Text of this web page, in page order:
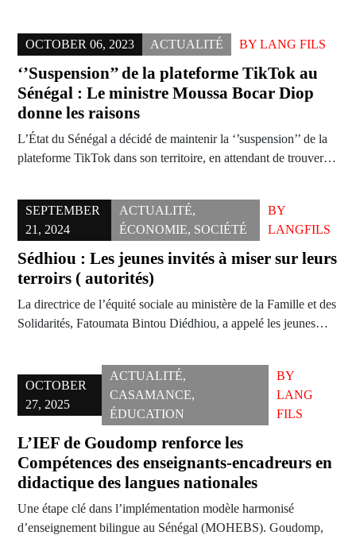
OCTOBER 06, 2023 ACTUALITÉ BY LANG FILS
‘’Suspension’’ de la plateforme TikTok au
Sénégal : Le ministre Moussa Bocar Diop
donne les raisons
L’État du Sénégal a décidé de maintenir la ‘’suspension’’ de la
plateforme TikTok dans son territoire, en attendant de trouver…
SEPTEMBER
21, 2024
ACTUALITÉ,
ÉCONOMIE, SOCIÉTÉ
BY
LANGFILS
Sédhiou : Les jeunes invités à miser sur leurs
terroirs ( autorités)
La directrice de l’équité sociale au ministère de la Famille et des
Solidarités, Fatoumata Bintou Diédhiou, a appelé les jeunes…
OCTOBER
27, 2025
ACTUALITÉ,
CASAMANCE,
ÉDUCATION
BY
LANG
FILS
L’IEF de Goudomp renforce les
Compétences des enseignants-encadreurs en
didactique des langues nationales
Une étape clé dans l’implémentation modèle harmonisé
d’enseignement bilingue au Sénégal (MOHEBS). Goudomp,